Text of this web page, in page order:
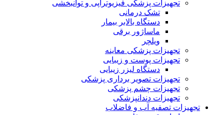
تجهیزات پزشکی فیزیوتراپی و توانبخشی
تشک درمانی
دستگاه بالابر بیمار
ماساژور برقی
ویلچر
تجهیزات پزشکی معاینه
تجهیزات پوست و زیبایی
دستگاه لیزر زیبایی
تجهیزات تصویر برداری پزشکی
تجهیزات چشم پزشکی
تجهیزات دندانپزشکی
تجهیزات تصفیه آب و فاضلاب